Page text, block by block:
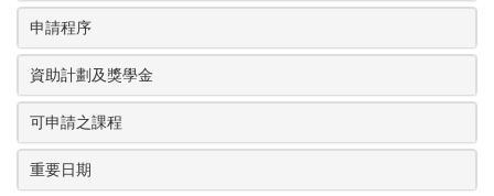
申請程序
資助計劃及獎學金
可申請之課程
重要日期